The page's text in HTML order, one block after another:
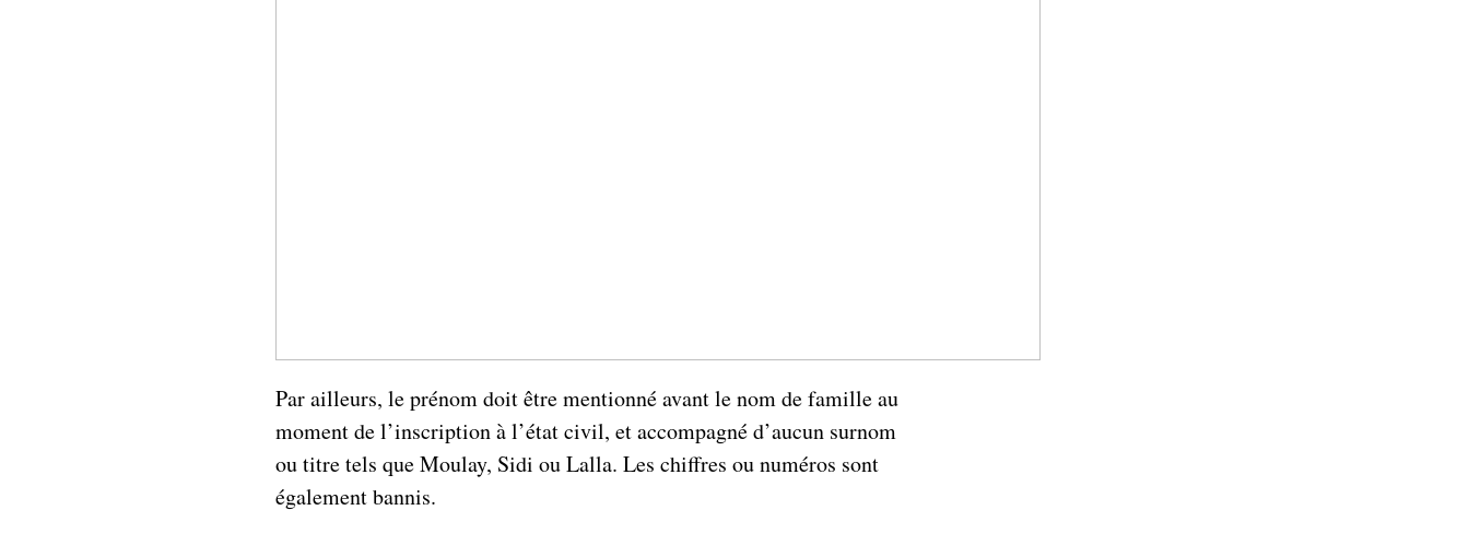
Par ailleurs, le prénom doit être mentionné avant le nom de famille au
moment de l’inscription à l’état civil, et accompagné d’aucun surnom
ou titre tels que Moulay, Sidi ou Lalla. Les chiffres ou numéros sont
également bannis.